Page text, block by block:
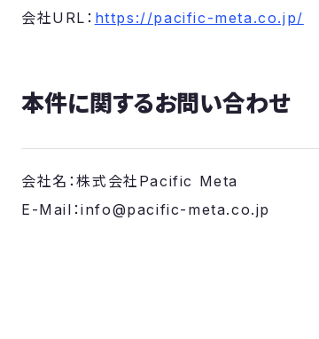
会社URL： https://pacific-meta.co.jp/
本件に関するお問い合わせ
会社名：株式会社Pacific Meta
E-Mail：info@pacific-meta.co.jp